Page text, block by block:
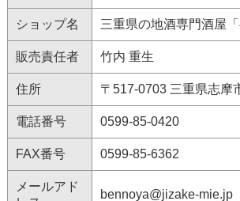
ショップ名 三重県の地酒専門酒屋「
販売責任者 竹内 重生
住所 〒517-0703 三重県志摩
電話番号 0599-85-0420
FAX番号 0599-85-6362
メールアド
bennoya@jizake-mie.jp